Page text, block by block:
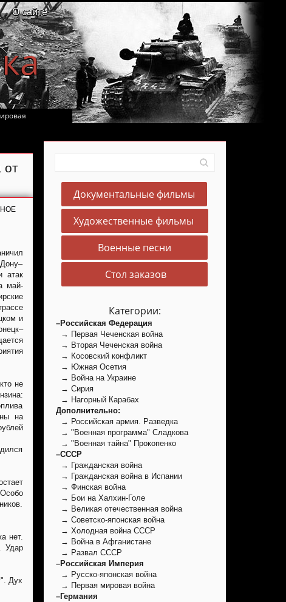
О сайте
от
атак
май-
и
не
на
нет.
Удар
Дух
Документальные фильмы
Художественные фильмы
Военные песни
Стол заказов
Категории:
–Российская Федерация
→ Первая Чеченская война
→ Вторая Чеченская война
→ Косовский конфликт
→ Южная Осетия
→ Война на Украине
→ Сирия
→ Нагорный Карабах
Дополнительно:
→ Российская армия. Разведка
→ "Военная программа" Сладкова
→ "Военная тайна" Прокопенко
–СССР
→ Гражданская война
→ Гражданская война в Испании
→ Финская война
→ Бои на Халхин-Голе
→ Великая отечественная война
→ Советско-японская война
→ Холодная война СССР
→ Война в Афганистане
→ Развал СССР
–Российская Империя
→ Русско-японская война
→ Первая мировая война
–Германия